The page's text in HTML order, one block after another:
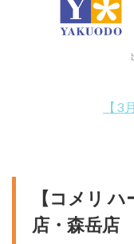
【3
【コメリ
店・森岳店